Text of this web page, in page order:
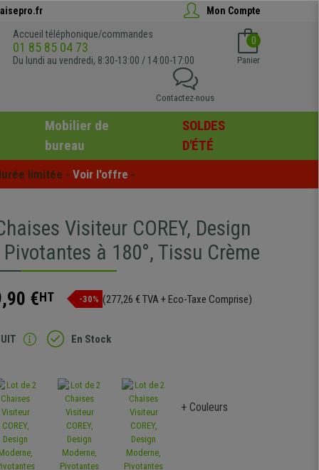
Mon Compte
Accueil téléphonique/commandes
01 85 85 04 73
Du lundi au vendredi, 8:30-13:00 / 14:00-17:00
0
Panier
Contactez-nous
Mobilier de
bureau
SOLDES
D'ÉTÉ
limitée - Voir l'offre -
Visiteur COREY, Design
à 180°, Tissu Crème
€HT -30% (277,26 € TVA + Eco-Taxe Comprise)
En Stock
+ Couleurs